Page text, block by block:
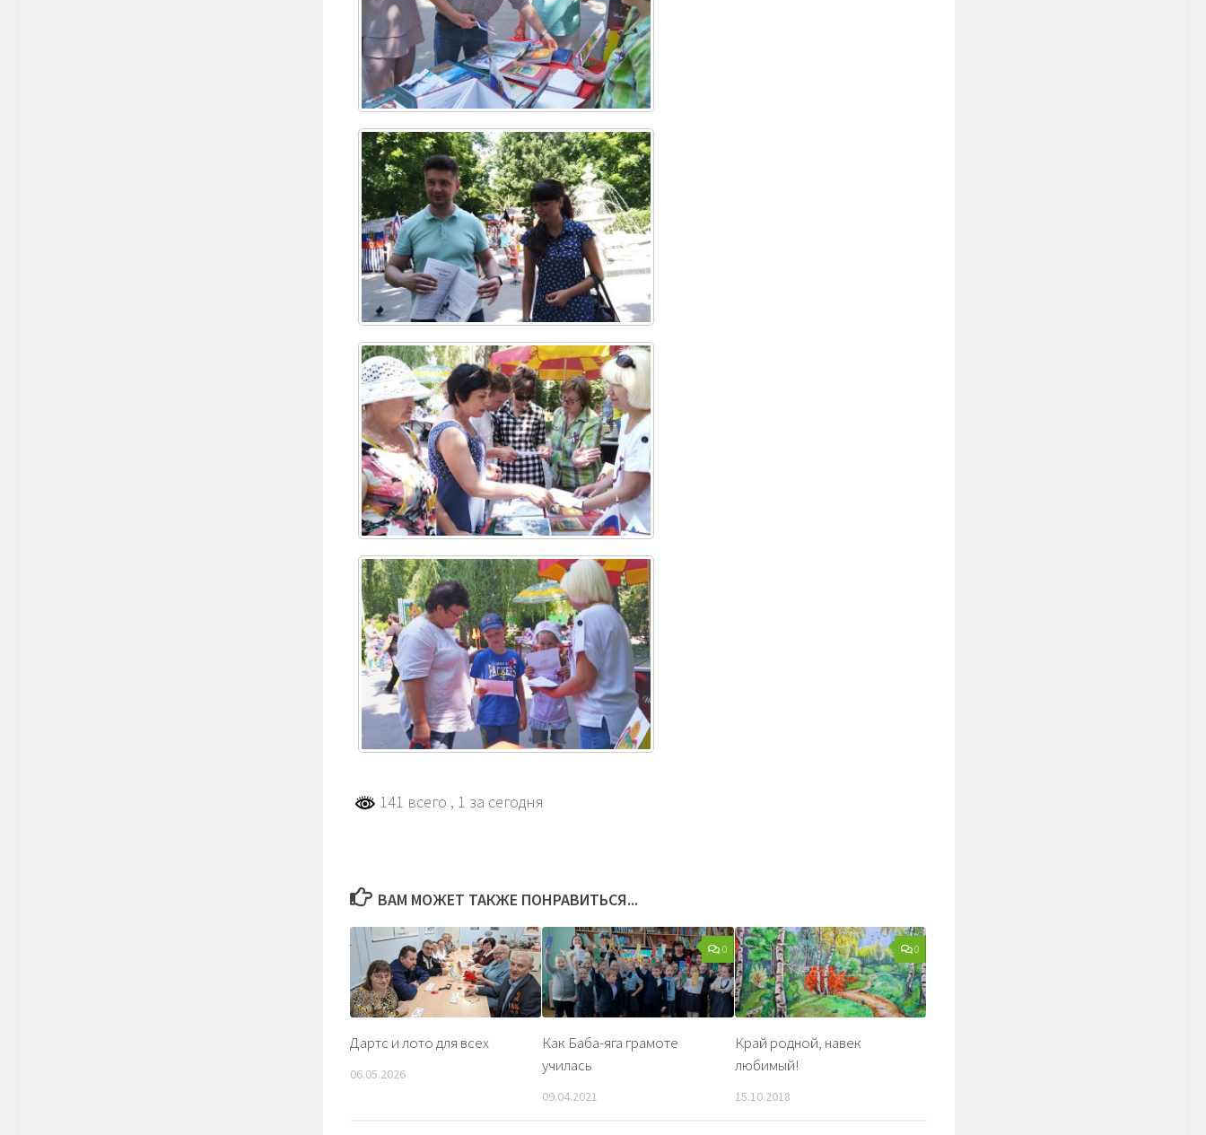
141 всего , 1 за сегодня
ВАМ МОЖЕТ ТАКЖЕ ПОНРАВИТЬСЯ...
Дартс и лото для всех
06.05.2026
0
Как Баба-яга грамоте
училась
09.04.2021
0
Край родной, навек
любимый!
15.10.2018